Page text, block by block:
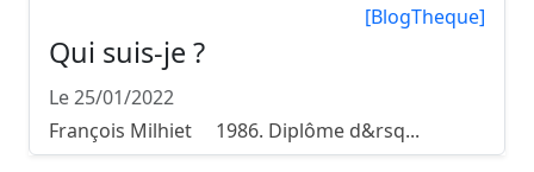
[BlogTheque]
Qui suis-je ?
Le 25/01/2022
François Milhiet 1986. Diplôme d&rsq...